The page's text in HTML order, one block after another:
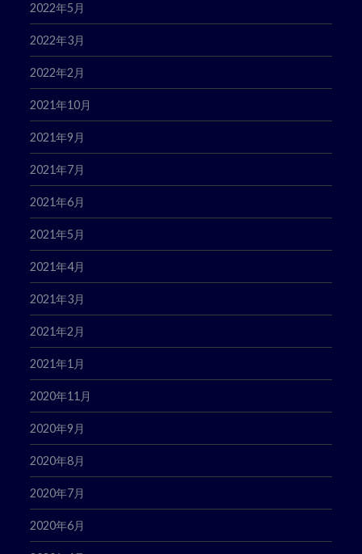
2022年5月
2022年3月
2022年2月
2021年10月
2021年9月
2021年7月
2021年6月
2021年5月
2021年4月
2021年3月
2021年2月
2021年1月
2020年11月
2020年9月
2020年8月
2020年7月
2020年6月